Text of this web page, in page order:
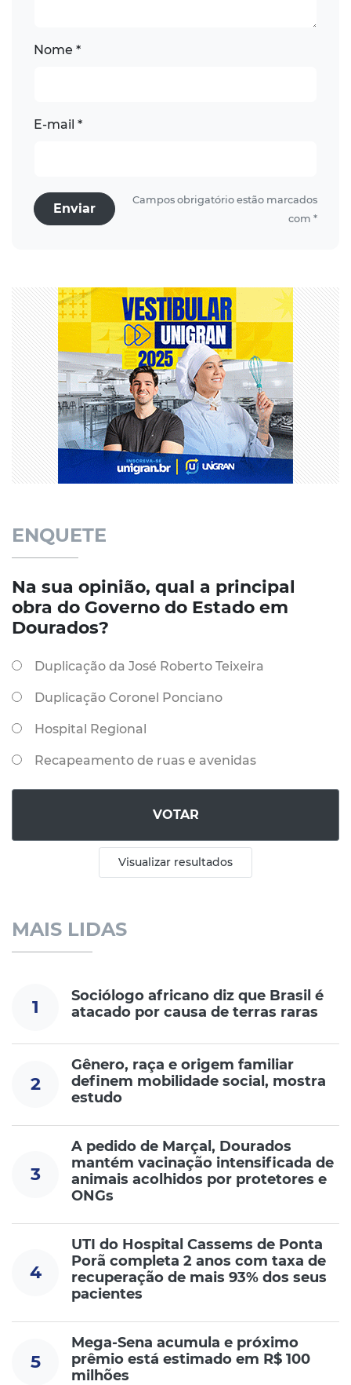
Nome *
E-mail *
Enviar
Campos obrigatório estão marcados
com *
ENQUETE
Na sua opinião, qual a principal
obra do Governo do Estado em
Dourados?
Duplicação da José Roberto Teixeira
Duplicação Coronel Ponciano
Hospital Regional
Recapeamento de ruas e avenidas
VOTAR
Visualizar resultados
MAIS LIDAS
1
Sociólogo africano diz que Brasil é
atacado por causa de terras raras
2
Gênero, raça e origem familiar
definem mobilidade social, mostra
estudo
3
A pedido de Marçal, Dourados
mantém vacinação intensificada de
animais acolhidos por protetores e
ONGs
4
UTI do Hospital Cassems de Ponta
Porã completa 2 anos com taxa de
recuperação de mais 93% dos seus
pacientes
5
Mega-Sena acumula e próximo
prêmio está estimado em R$ 100
milhões